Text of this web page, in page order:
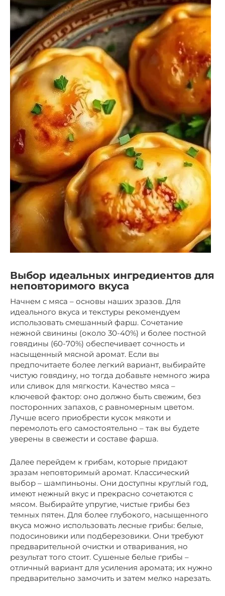
Выбор идеальных ингредиентов для
неповторимого вкуса
Начнем с мяса – основы наших зразов. Для
идеального вкуса и текстуры рекомендуем
использовать смешанный фарш. Сочетание
нежной свинины (около 30-40%) и более постной
говядины (60-70%) обеспечивает сочность и
насыщенный мясной аромат. Если вы
предпочитаете более легкий вариант, выбирайте
чистую говядину, но тогда добавьте немного жира
или сливок для мягкости. Качество мяса –
ключевой фактор: оно должно быть свежим, без
посторонних запахов, с равномерным цветом.
Лучше всего приобрести кусок мякоти и
перемолоть его самостоятельно – так вы будете
уверены в свежести и составе фарша.
Далее перейдем к грибам, которые придают
зразам неповторимый аромат. Классический
выбор – шампиньоны. Они доступны круглый год,
имеют нежный вкус и прекрасно сочетаются с
мясом. Выбирайте упругие, чистые грибы без
темных пятен. Для более глубокого, насыщенного
вкуса можно использовать лесные грибы: белые,
подосиновики или подберезовики. Они требуют
предварительной очистки и отваривания, но
результат того стоит. Сушеные белые грибы –
отличный вариант для усиления аромата; их нужно
предварительно замочить и затем мелко нарезать.